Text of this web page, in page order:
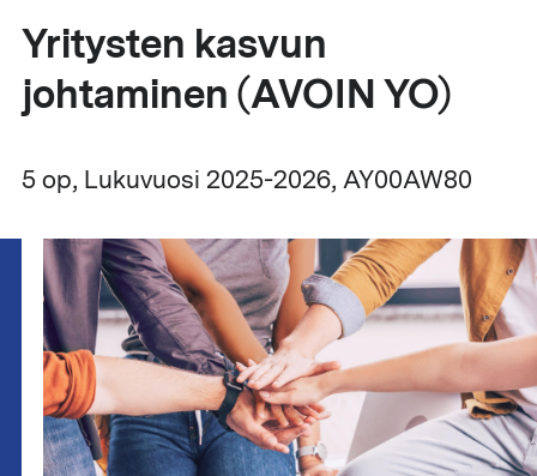
Yritysten kasvun
johtaminen (AVOIN YO)
5 op, Lukuvuosi 2025-2026, AY00AW80